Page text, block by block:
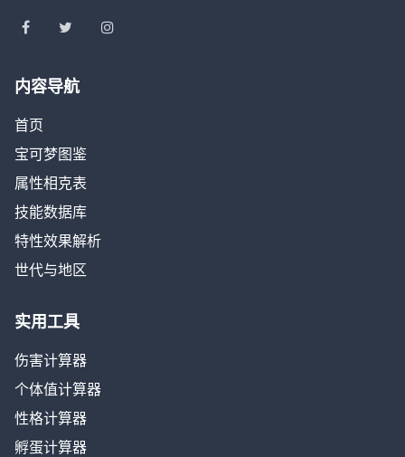
内容导航
首页
宝可梦图鉴
属性相克表
技能数据库
特性效果解析
世代与地区
实用工具
伤害计算器
个体值计算器
性格计算器
孵蛋计算器